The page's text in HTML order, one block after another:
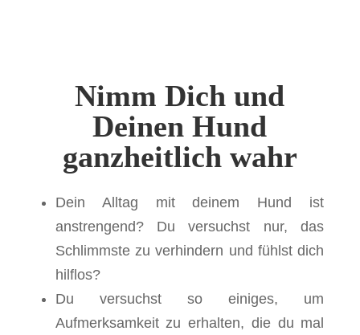
Nimm Dich und
Deinen Hund
ganzheitlich wahr
Dein Alltag mit deinem Hund ist
anstrengend? Du versuchst nur, das
Schlimmste zu verhindern und fühlst dich
hilflos?
Du versuchst so einiges, um
Aufmerksamkeit zu erhalten, die du mal